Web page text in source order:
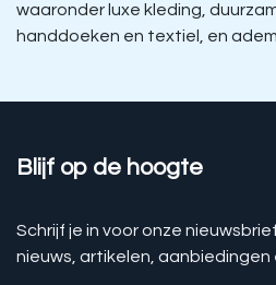
waaronder luxe kleding,
handdoeken en textiel, en
Blijf op de hoogte
Schrijf je in voor onze
nieuws, artikelen, aanbiedingen